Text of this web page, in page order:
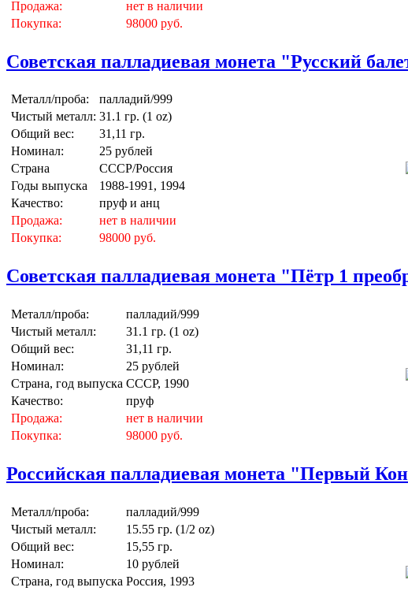
Продажа:
нет в наличии
Покупка:
98000 руб.
Советская палладиевая монета "Русский
Металл/проба:
палладий/999
Чистый металл: 31.1 гр. (1 oz)
Общий вес:
31,11 гр.
Номинал:
25 рублей
Страна
СССР/Россия
Годы выпуска
1988-1991, 1994
Качество:
пруф и анц
Продажа:
нет в наличии
Покупка:
98000 руб.
Советская палладиевая монета "Пётр 1
Металл/проба:
палладий/999
Чистый металл:
31.1 гр. (1 oz)
Общий вес:
31,11 гр.
Номинал:
25 рублей
Страна, год выпуска СССР, 1990
Качество:
пруф
Продажа:
нет в наличии
Покупка:
98000 руб.
Российская палладиевая монета "Первый
Металл/проба:
палладий/999
Чистый металл:
15.55 гр. (1/2 oz)
Общий вес:
15,55 гр.
Номинал:
10 рублей
Страна, год выпуска Россия, 1993